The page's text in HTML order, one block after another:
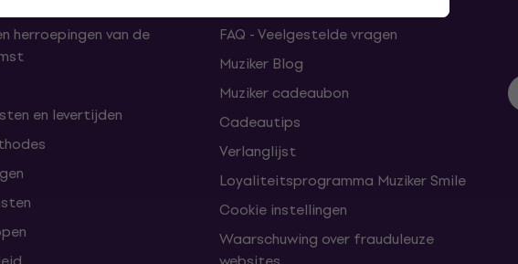
herroepingen van de
en levertijden
FAQ - Veelgestelde vragen
Muziker Blog
Muziker cadeaubon
Cadeautips
Verlanglijst
Loyaliteitsprogramma Muziker Smile
Cookie instellingen
Waarschuwing over frauduleuze